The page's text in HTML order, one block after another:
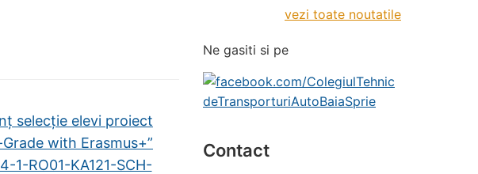
selecție elevi proiect
Grade with Erasmus+”
1-RO01-KA121-SCH-
vezi toate noutatile
Ne gasiti si pe
Contact